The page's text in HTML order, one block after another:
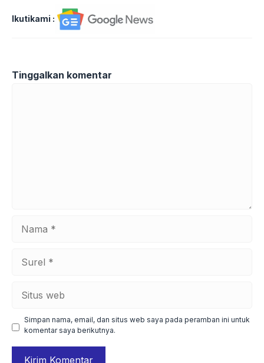
Ikutikami :
Tinggalkan komentar
Simpan nama, email, dan situs web saya pada peramban ini untuk
komentar saya berikutnya.